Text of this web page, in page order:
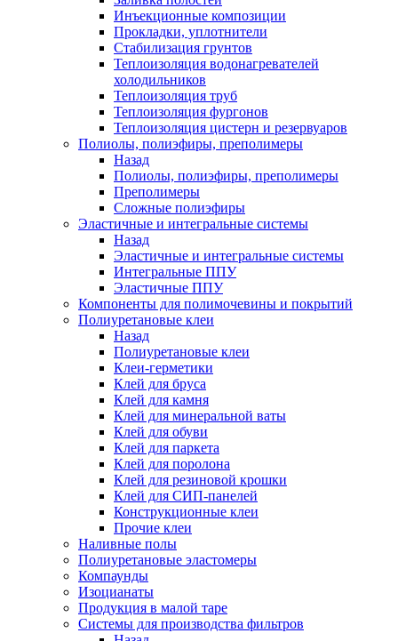
Инъекционные композиции
Прокладки, уплотнители
Стабилизация грунтов
Теплоизоляция водонагревателей
холодильников
Теплоизоляция труб
Теплоизоляция фургонов
Теплоизоляция цистерн и резервуаров
Полиолы, полиэфиры, преполимеры
Назад
Полиолы, полиэфиры, преполимеры
Преполимеры
Сложные полиэфиры
Эластичные и интегральные системы
Назад
Эластичные и интегральные системы
Интегральные ППУ
Эластичные ППУ
Компоненты для полимочевины и покрытий
Полиуретановые клеи
Назад
Полиуретановые клеи
Клеи-герметики
Клей для бруса
Клей для камня
Клей для минеральной ваты
Клей для обуви
Клей для паркета
Клей для поролона
Клей для резиновой крошки
Клей для СИП-панелей
Конструкционные клеи
Прочие клеи
Наливные полы
Полиуретановые эластомеры
Компаунды
Изоцианаты
Продукция в малой таре
Системы для производства фильтров